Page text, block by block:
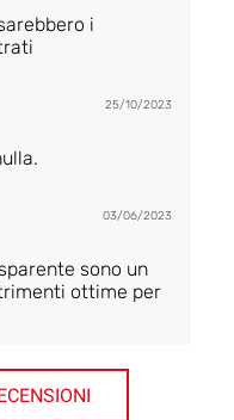
i
25/10/2023
03/06/2023
sono un
ottime per